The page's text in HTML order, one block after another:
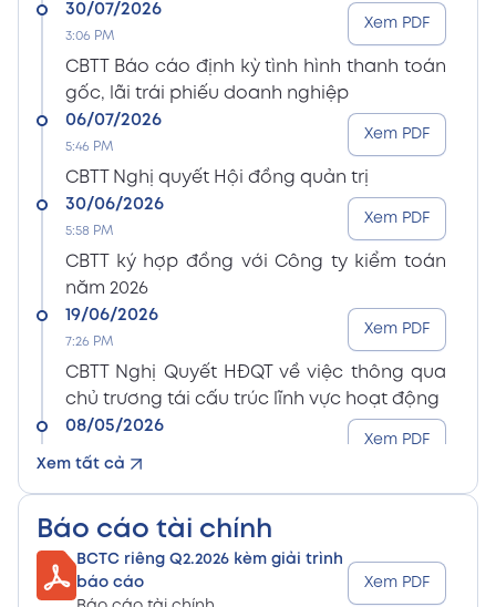
Xem tất cả
30/07/2026
3:06 PM
CBTT Báo cáo định kỳ tình hình thanh toán
gốc, lãi trái phiếu doanh nghiệp
Xem PDF
06/07/2026
5:46 PM
CBTT Nghị quyết Hội đồng quản trị
Xem PDF
30/06/2026
5:58 PM
CBTT ký hợp đồng với Công ty kiểm toán
năm 2026
Xem PDF
19/06/2026
7:26 PM
CBTT Nghị Quyết HĐQT về việc thông qua
chủ trương tái cấu trúc lĩnh vực hoạt động
Xem PDF
08/05/2026
8:15 PM
Xem PDF
8:15 PM
CBTT Điều lệ Công ty sửa đổi bổ sung (Vn)
08/05/2026
Báo cáo tài chính
BCTC riêng Q2.2026 kèm giải trình
báo cáo
Xem PDF